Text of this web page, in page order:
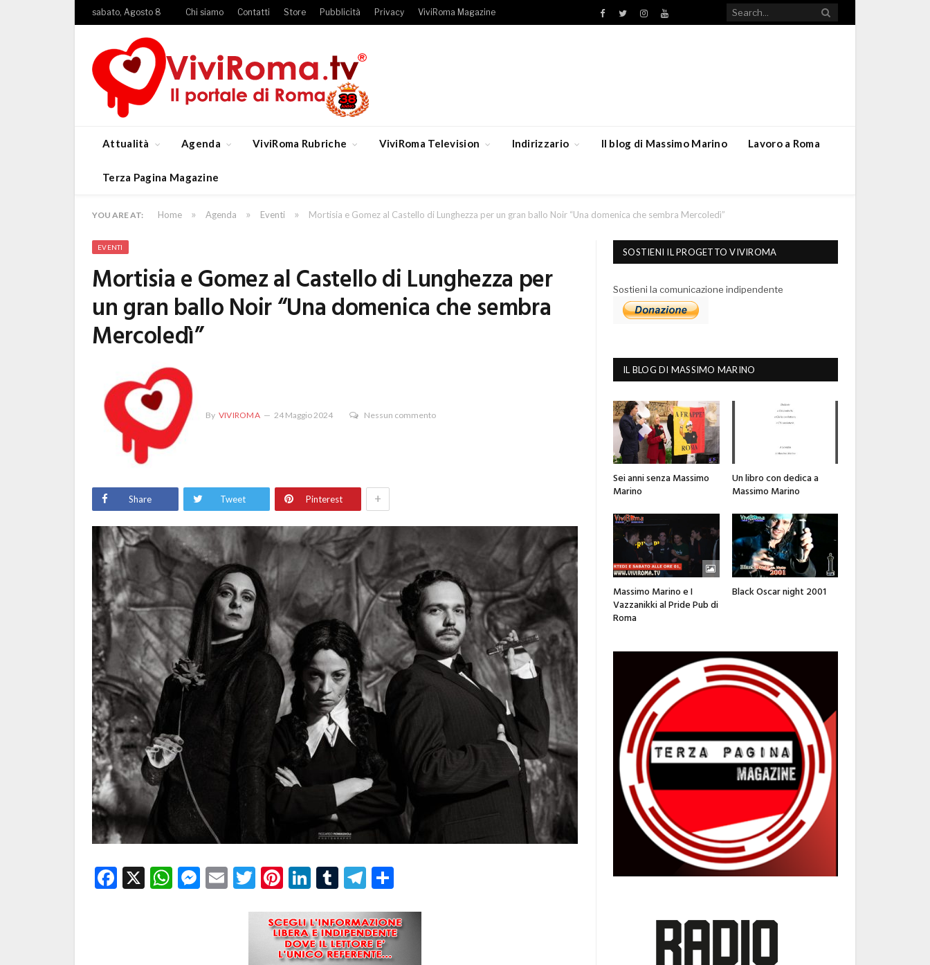
sabato, Agosto 8 Chi siamo Contatti Store Pubblicità Privacy ViviRoma Magazine Facebook
TwitterInstagramYouTube
Attualità Agenda ViviRoma Rubriche ViviRoma Television Indirizzario Il blog di Massimo Marino Lavoro a Roma
Terza Pagina Magazine
YOU ARE AT: Home » Agenda » Eventi » Mortisia e Gomez al Castello di Lunghezza per un gran ballo Noir “Una domenica che sembra Mercoledì”
EVENTI
Mortisia e Gomez al Castello di Lunghezza per
un gran ballo Noir “Una domenica che sembra
Mercoledì”
By VIVIROMA 24 Maggio 2024 Nessun commento
Share Tweet Pinterest +
Facebook
X WhatsApp
Messenger
EmailTwitter
Pinterest
LinkedIn
TumblrTelegram
SOSTIENI IL PROGETTO VIVIROMA
Sostieni la comunicazione indipendente
IL BLOG DI MASSIMO MARINO
Sei anni senza Massimo
Marino
Un libro con dedica a
Massimo Marino
Massimo Marino e I
Vazzanikki al Pride Pub di
Roma
Black Oscar night 2001